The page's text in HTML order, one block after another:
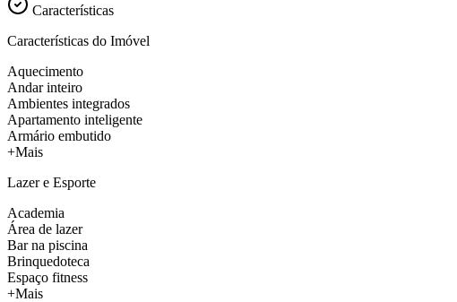
Características
Características do Imóvel
Aquecimento
Andar inteiro
Ambientes integrados
Apartamento inteligente
Armário embutido
+Mais
Lazer e Esporte
Academia
Área de lazer
Bar na piscina
Brinquedoteca
Espaço fitness
+Mais